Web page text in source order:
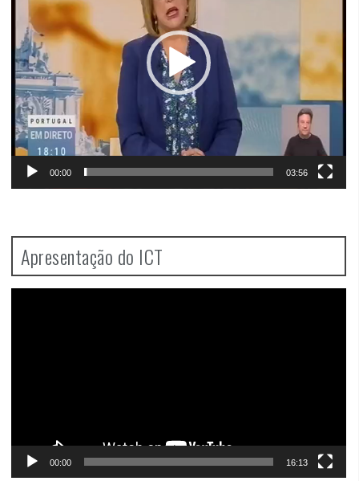
00:00 03:56
Apresentação do ICT
00:00 16:13